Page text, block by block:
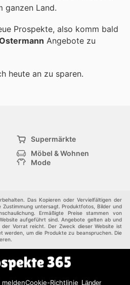
ganzen Land.
Prospekte, also komm bald
Angebote zu
heute an zu sparen.
Supermärkte
Möbel & Wohnen
Mode
Andere
Das Kopieren oder Vervielfältigen der
untersagt. Produktfotos, Bilder und
Ermäßigte Preise stammen von
aufgeführt sind. Angebote gelten ab und
Vorrat reicht. Der Zweck dieser Website ist
werden, um die Produkte zu beanspruchen. Die
meldenCookie-Richtlinie Länder